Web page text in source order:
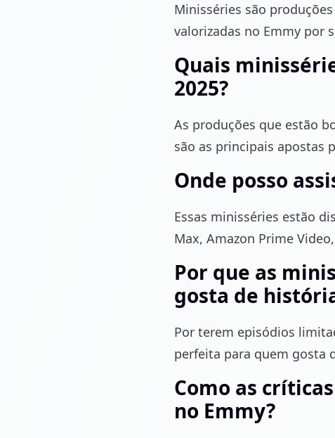
Minisséries são
valorizadas no Emmy por
Quais
2025?
As produções que estão
são as principais apostas
Onde posso
Essas minisséries estão
Max, Amazon Prime
Por que as
gosta de
Por terem episódios
perfeita para quem gosta
Como as
no Emmy?